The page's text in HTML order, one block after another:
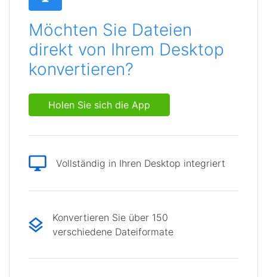
Möchten Sie Dateien
direkt von Ihrem Desktop
konvertieren?
Holen Sie sich die App
Vollständig in Ihren Desktop integriert
Konvertieren Sie über 150
verschiedene Dateiformate